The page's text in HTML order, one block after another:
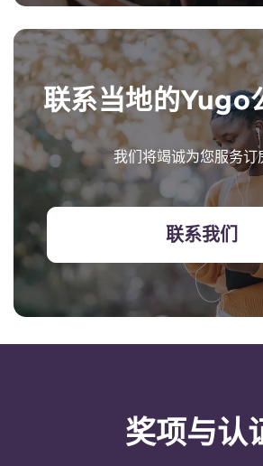
联系当地的Yugo
我们将竭诚为您服务订
联系我们
奖项与认